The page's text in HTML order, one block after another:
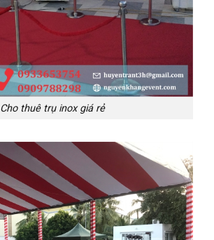
Cho thuê trụ inox giá rẻ